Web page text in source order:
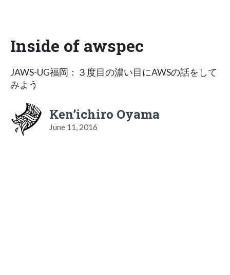
Inside of awspec
JAWS-UG福岡：３度目の濃い目にAWSの話をして
みよう
Ken’ichiro Oyama
June 11, 2016